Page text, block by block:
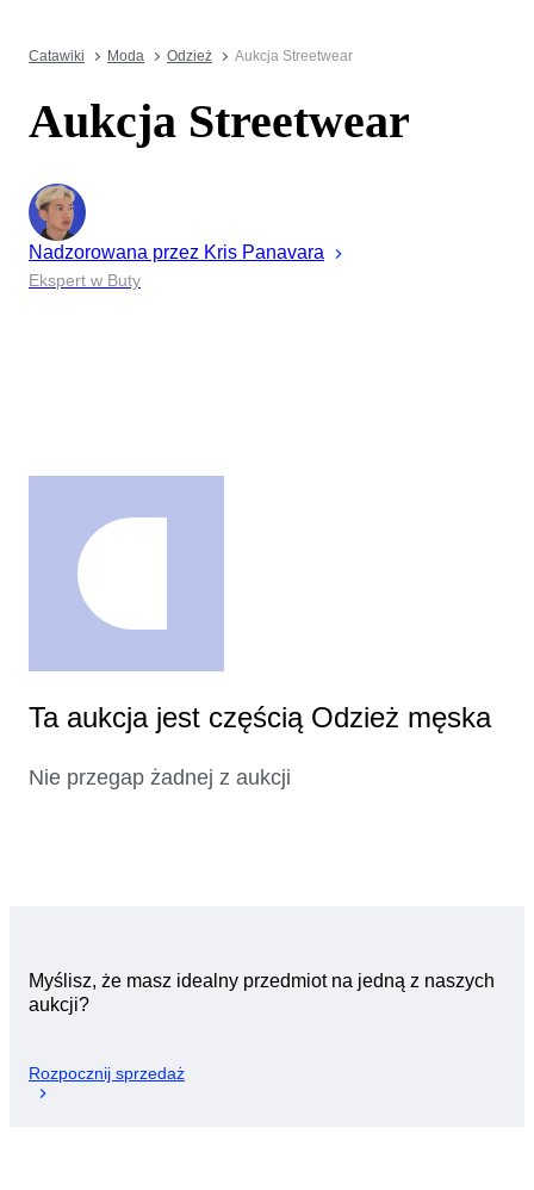
Catawiki Moda Odzież Aukcja Streetwear
Aukcja Streetwear
Nadzorowana przez Kris Panavara
Ekspert w Buty
Ta aukcja jest częścią Odzież męska
Nie przegap żadnej z aukcji
Myślisz, że masz idealny przedmiot na jedną z naszych
aukcji?
Rozpocznij sprzedaż